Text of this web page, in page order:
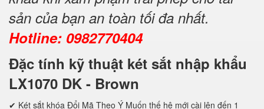
sản của bạn an toàn tối đa nhất.
Hotline: 0982770404
Đặc tính kỹ thuật két sắt nhập khẩu
LX1070 DK - Brown
✔ Két sắt khóa Đổi Mã Theo Ý Muốn thế hệ mới cài lên đến 1